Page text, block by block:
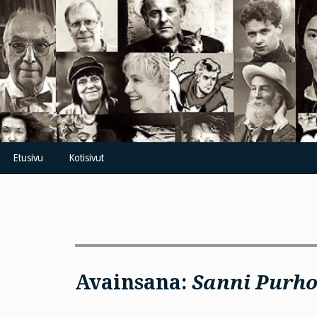
Skip
to
content
Etusivu Kotisivut
Avainsana: Sanni